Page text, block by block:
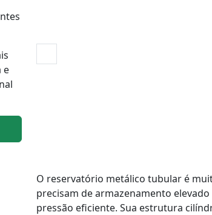
e
O reservatório metálico tubular é
precisam de armazenamento
pressão eficiente. Sua estrutura